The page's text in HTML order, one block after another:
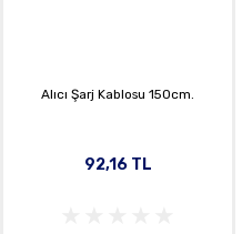
Alıcı Şarj Kablosu 150cm.
92,16 TL